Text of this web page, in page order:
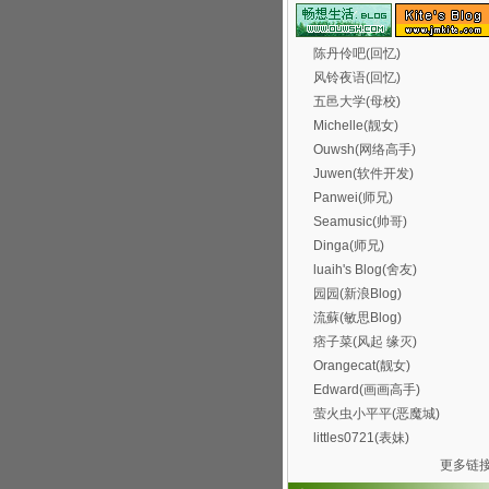
陈丹伶吧(回忆)
风铃夜语(回忆)
五邑大学(母校)
Michelle(靓女)
Ouwsh(网络高手)
Juwen(软件开发)
Panwei(师兄)
Seamusic(帅哥)
Dinga(师兄)
luaih's Blog(舍友)
园园(新浪Blog)
流蘇(敏思Blog)
痞子菜(风起 缘灭)
Orangecat(靓女)
Edward(画画高手)
萤火虫小平平(恶魔城)
littles0721(表妹)
更多链